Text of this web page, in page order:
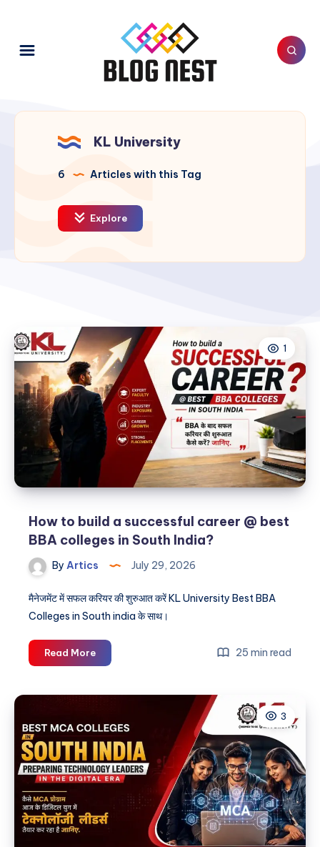
KL University
6 Articles with this Tag
Explore
1
How to build a successful career @ best
BBA colleges in South India?
By Artics July 29, 2026
मैनेजमेंट में सफल करियर की शुरुआत करें KL University Best BBA
Colleges in South india के साथ।
Read MoreHow
to
career
@
best
BBA
colleges
in
25 min read
3